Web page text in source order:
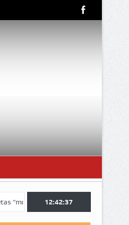
do GCF da época 1976/77)
12:42:38